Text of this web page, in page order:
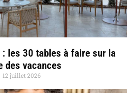
les 30 tables à faire sur la
des vacances
12 juillet 2026